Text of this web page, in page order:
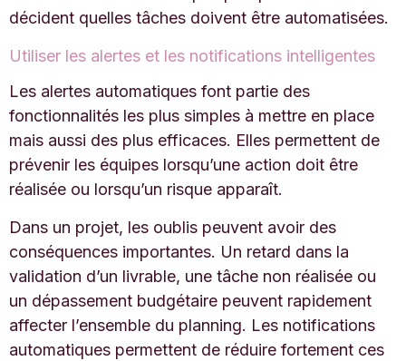
décident quelles tâches doivent être automatisées.
Utiliser les alertes et les notifications intelligentes
Les alertes automatiques font partie des
fonctionnalités les plus simples à mettre en place
mais aussi des plus efficaces. Elles permettent de
prévenir les équipes lorsqu’une action doit être
réalisée ou lorsqu’un risque apparaît.
Dans un projet, les oublis peuvent avoir des
conséquences importantes. Un retard dans la
validation d’un livrable, une tâche non réalisée ou
un dépassement budgétaire peuvent rapidement
affecter l’ensemble du planning. Les notifications
automatiques permettent de réduire fortement ces